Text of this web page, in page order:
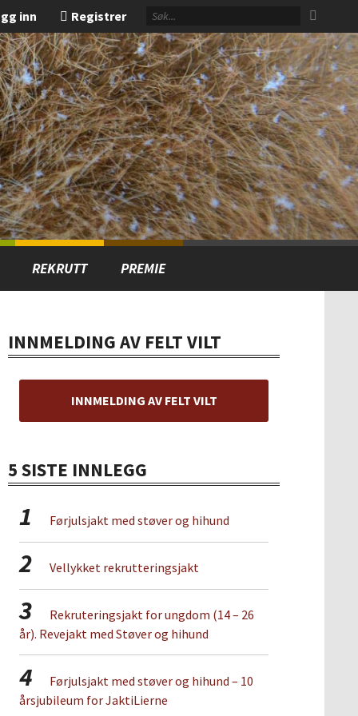
Registrer
inn
REKRUTT PREMIE
INNMELDING AV FELT VILT
INNMELDING AV FELT VILT
5 SISTE INNLEGG
1 Førjulsjakt med støver og hihund
2 Vellykket rekrutteringsjakt
3
Rekruteringsjakt for ungdom (14 – 26
år). Revejakt med Støver og hihund
4
Førjulsjakt med støver og hihund – 10
årsjubileum for JaktiLierne